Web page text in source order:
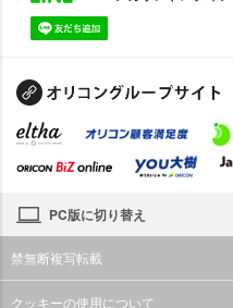
PC版に切り替え
禁無断複写転載
クッキーの使用について